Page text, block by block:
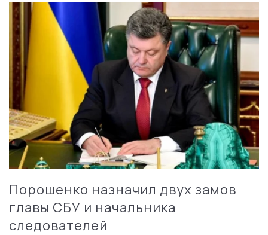
Порошенко назначил двух замов
главы СБУ и начальника
следователей